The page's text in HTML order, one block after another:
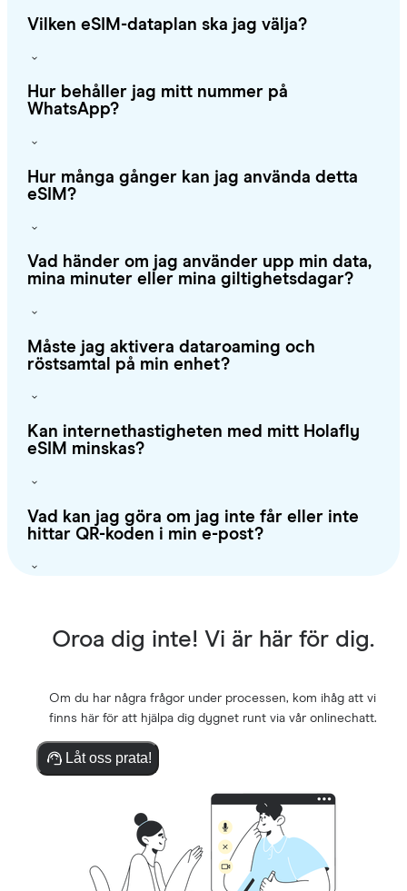
Vilken eSIM-dataplan ska jag välja?
Hur behåller jag mitt nummer på
WhatsApp?
Hur många gånger kan jag använda detta
eSIM?
Vad händer om jag använder upp min data,
mina minuter eller mina giltighetsdagar?
Måste jag aktivera dataroaming och
röstsamtal på min enhet?
Kan internethastigheten med mitt Holafly
eSIM minskas?
Vad kan jag göra om jag inte får eller inte
hittar QR-koden i min e-post?
Oroa dig inte! Vi är här för dig.
Om du har några frågor under processen, kom ihåg att vi
finns här för att hjälpa dig dygnet runt via vår onlinechatt.
Låt oss prata!